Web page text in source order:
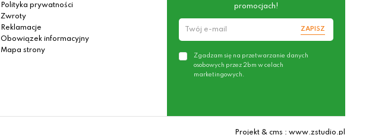
Polityka prywatności
Zwroty
Reklamacje
Obowiązek informacyjny
Mapa strony
promocjach!
ZAPISZ
Zgadzam się na przetwarzanie danych
osobowych przez 2bm w celach
marketingowych.
Projekt & cms : www.zstudio.pl